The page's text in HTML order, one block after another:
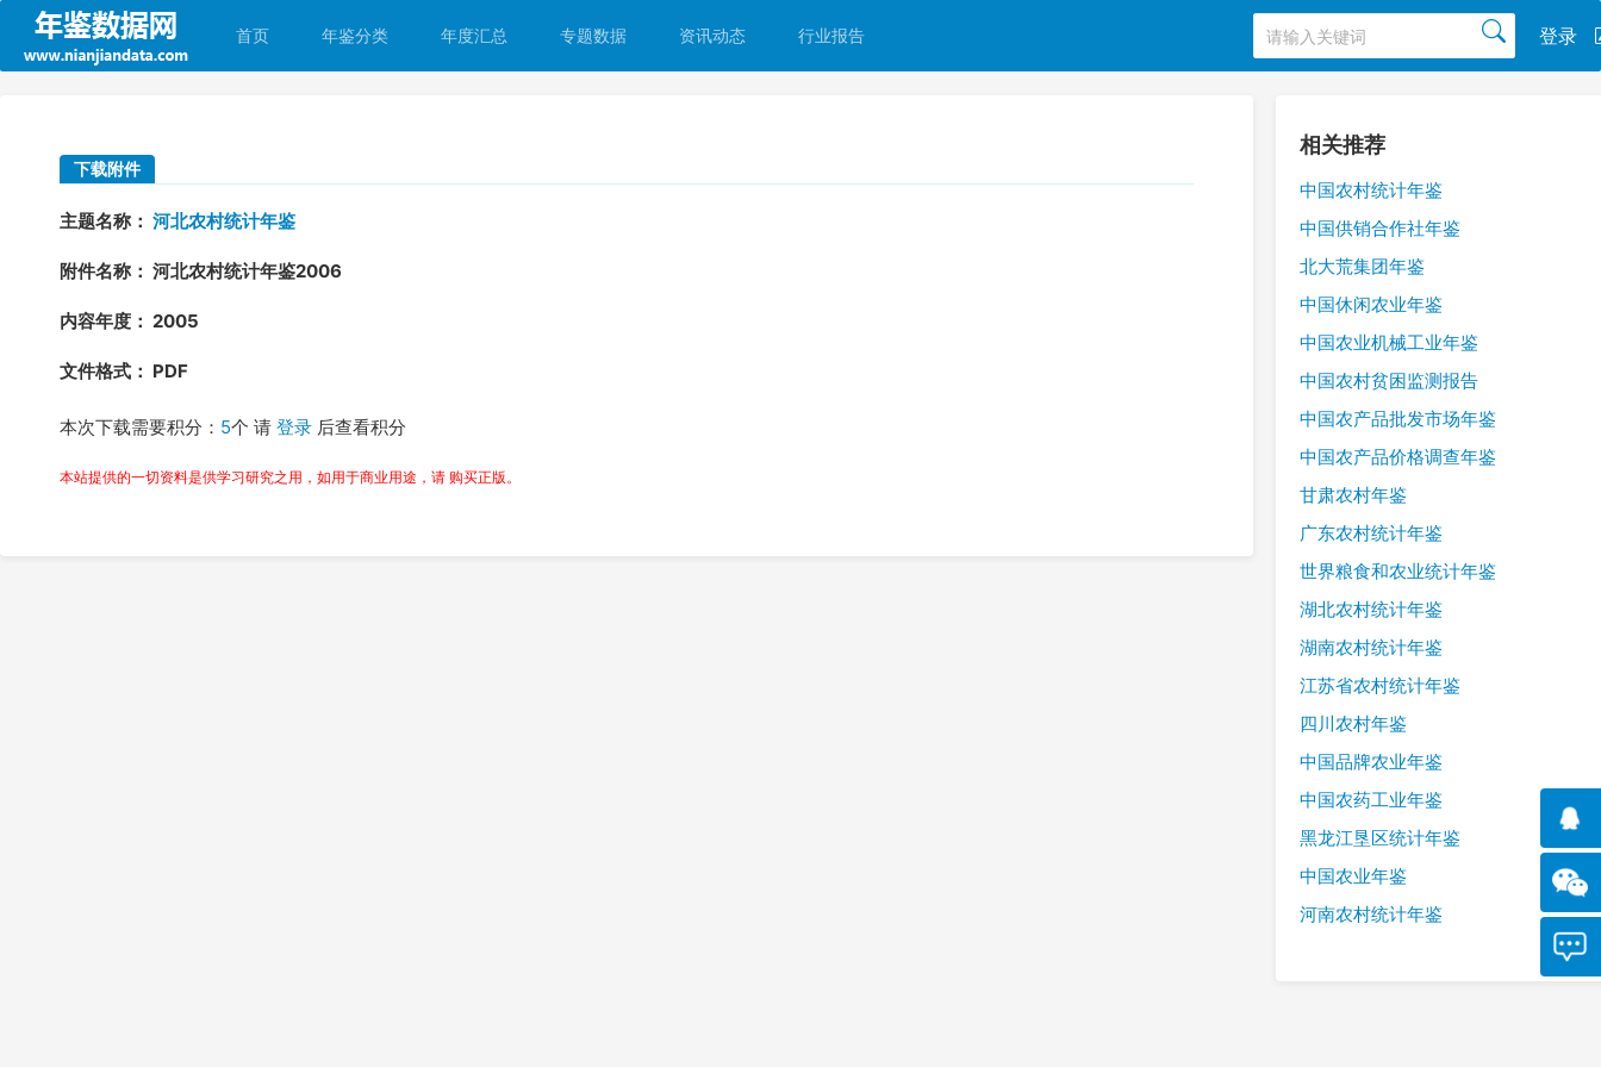
登录
首页 年鉴分类 年度汇总 专题数据 资讯动态 行业报告
下载附件
主题名称： 河北农村统计年鉴
附件名称： 河北农村统计年鉴2006
内容年度： 2005
文件格式： PDF
本次下载需要积分： 5个 请 登录 后查看积分
本站提供的一切资料是供学习研究之用，如用于商业用途，请 购买正版。
相关推荐
中国农村统计年鉴
中国供销合作社年鉴
北大荒集团年鉴
中国休闲农业年鉴
中国农业机械工业年鉴
中国农村贫困监测报告
中国农产品批发市场年鉴
中国农产品价格调查年鉴
甘肃农村年鉴
广东农村统计年鉴
世界粮食和农业统计年鉴
湖北农村统计年鉴
湖南农村统计年鉴
江苏省农村统计年鉴
四川农村年鉴
中国品牌农业年鉴
中国农药工业年鉴
黑龙江垦区统计年鉴
中国农业年鉴
河南农村统计年鉴